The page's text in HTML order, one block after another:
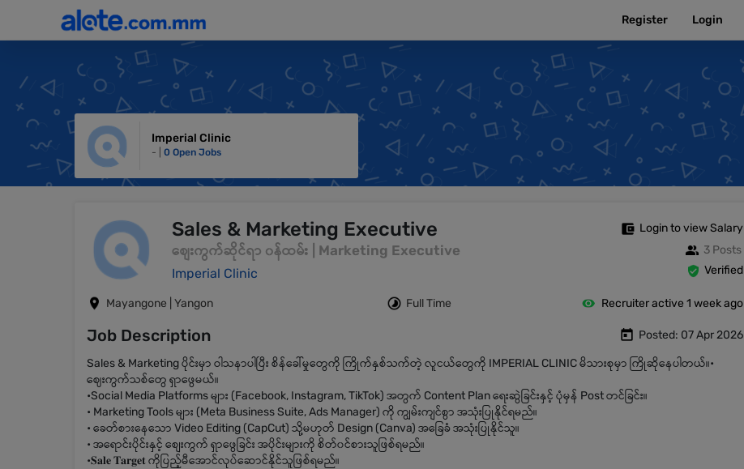
Register Login
Imperial Clinic
- | 0 Open Jobs
Sales & Marketing Executive
စျေးကွက်ဆိုင်ရာ ၀န်ထမ်း | Marketing Executive
Imperial Clinic
Login to view Salary
3 Posts
Verified
Mayangone | Yangon Full Time Recruiter active 1 week ago
Job Description Posted: 07 Apr 2026
Sales & Marketing ပိုင်းမှာ ဝါသနာပါပြီး စိန်ခေါ်မှုတွေကို ကြိုက်နှစ်သက်တဲ့ လူငယ်တွေကို IMPERIAL CLINIC မိသားစုမှာ ကြိုဆိုနေပါတယ်။•
ဈေးကွက်သစ်တွေ ရှာဖွေမယ်။
•Social Media Platforms များ (Facebook, Instagram, TikTok) အတွက် Content Plan ရေးဆွဲခြင်းနှင့် ပုံမှန် Post တင်ခြင်း။
• Marketing Tools များ (Meta Business Suite, Ads Manager) ကို ကျွမ်းကျင်စွာ အသုံးပြုနိုင်ရမည်။
• ခေတ်စားနေသော Video Editing (CapCut) သို့မဟုတ် Design (Canva) အခြေခံ အသုံးပြုနိုင်သူ။
• အရောင်းပိုင်းနှင့် စျေးကွက် ရှာဖွေခြင်း အပိုင်းများကို စိတ်၀င်စားသူဖြစ်ရမည်။
•𝐒𝐚𝐥𝐞 𝐓𝐚𝐫𝐠𝐞𝐭 ကိုပြည့်မီအောင်လုပ်ဆောင်နိုင်သူဖြစ်ရမည်။